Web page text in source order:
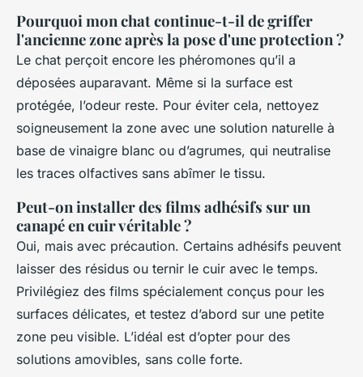
Pourquoi mon chat continue-t-il de griffer
l'ancienne zone après la pose d'une protection ?
Le chat perçoit encore les phéromones qu’il a
déposées auparavant. Même si la surface est
protégée, l’odeur reste. Pour éviter cela, nettoyez
soigneusement la zone avec une solution naturelle à
base de vinaigre blanc ou d’agrumes, qui neutralise
les traces olfactives sans abîmer le tissu.
Peut-on installer des films adhésifs sur un
canapé en cuir véritable ?
Oui, mais avec précaution. Certains adhésifs peuvent
laisser des résidus ou ternir le cuir avec le temps.
Privilégiez des films spécialement conçus pour les
surfaces délicates, et testez d’abord sur une petite
zone peu visible. L’idéal est d’opter pour des
solutions amovibles, sans colle forte.